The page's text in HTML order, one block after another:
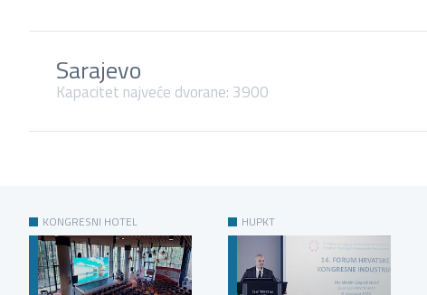
Sarajevo
Kapacitet najveće dvorane: 3900
KONGRESNI HOTEL HUPKT